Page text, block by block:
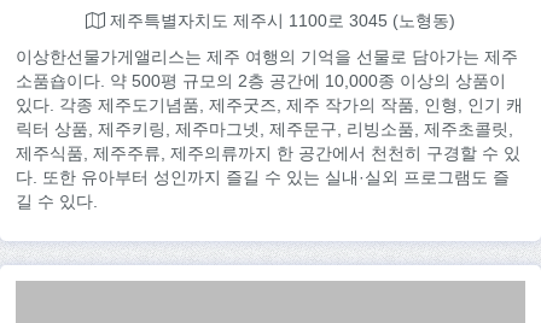
제주특별자치도 제주시 1100로 3045 (노형동)
이상한선물가게앨리스는 제주 여행의 기억을 선물로 담아가는 제주
소품숍이다. 약 500평 규모의 2층 공간에 10,000종 이상의 상품이
있다. 각종 제주도기념품, 제주굿즈, 제주 작가의 작품, 인형, 인기 캐
릭터 상품, 제주키링, 제주마그넷, 제주문구, 리빙소품, 제주초콜릿,
제주식품, 제주주류, 제주의류까지 한 공간에서 천천히 구경할 수 있
다. 또한 유아부터 성인까지 즐길 수 있는 실내·실외 프로그램도 즐
길 수 있다.